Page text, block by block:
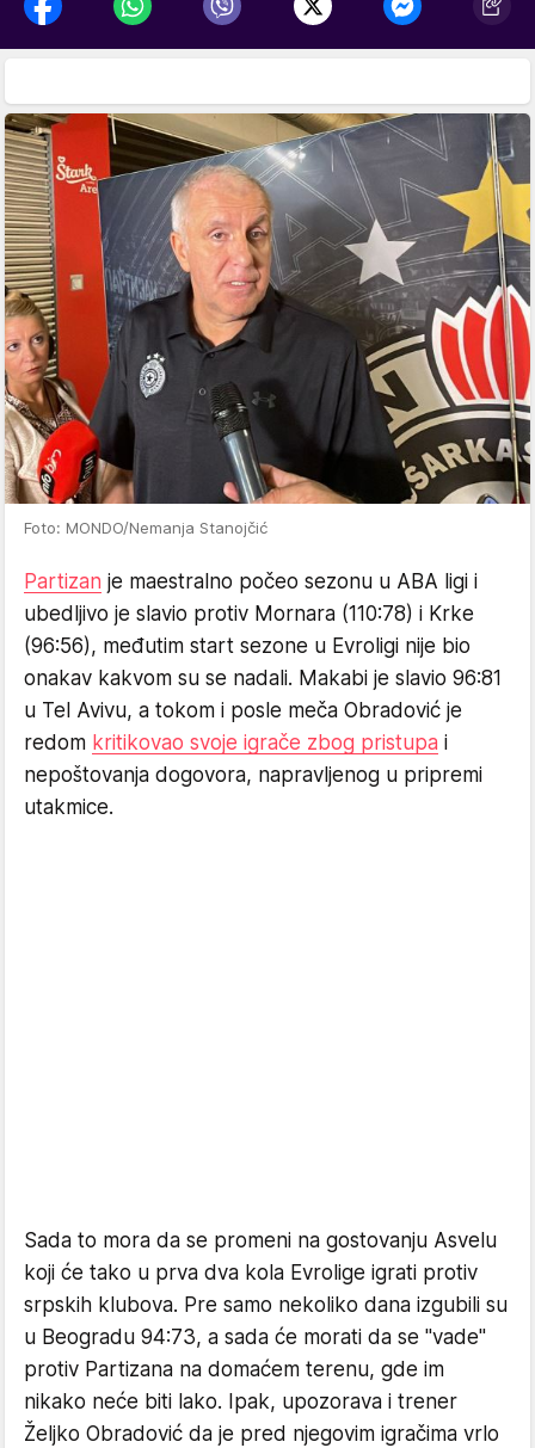
Foto: MONDO/Nemanja Stanojčić
Partizan je maestralno počeo sezonu u ABA ligi i
ubedljivo je slavio protiv Mornara (110:78) i Krke
(96:56), međutim start sezone u Evroligi nije bio
onakav kakvom su se nadali. Makabi je slavio 96:81
u Tel Avivu, a tokom i posle meča Obradović je
redom kritikovao svoje igrače zbog pristupa i
nepoštovanja dogovora, napravljenog u pripremi
utakmice.
Sada to mora da se promeni na gostovanju Asvelu
koji će tako u prva dva kola Evrolige igrati protiv
srpskih klubova. Pre samo nekoliko dana izgubili su
u Beogradu 94:73, a sada će morati da se "vade"
protiv Partizana na domaćem terenu, gde im
nikako neće biti lako. Ipak, upozorava i trener
Željko Obradović da je pred njegovim igračima vrlo